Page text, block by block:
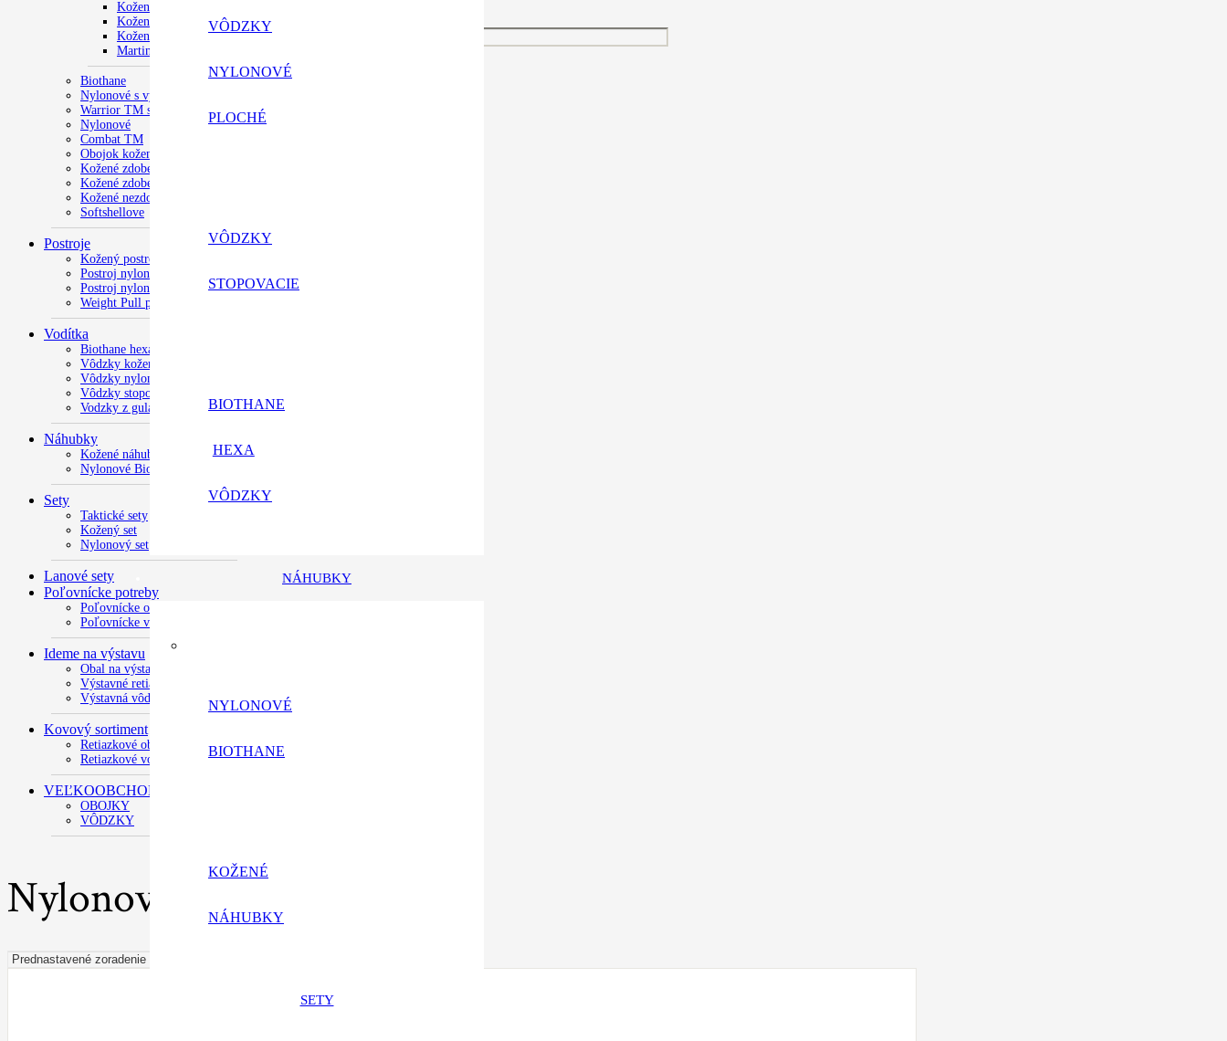
VÔDZKY
NYLONOVÉ
PLOCHÉ
VÔDZKY
STOPOVACIE
BIOTHANE
HEXA
VÔDZKY
NÁHUBKY
NYLONOVÉ
BIOTHANE
KOŽENÉ
NÁHUBKY
SETY
Kožené Infinity
Kožené luxusné
Kožené s menom
Martingale
Biothane
Nylonové s výšivkou
Warrior TM s výšivkou
Nylonové
Combat TM
Obojok kožený s výšivkou
Kožené zdobené s menom psa
Kožené zdobené
Kožené nezdobené
Softshellove
Postroje
Kožený postroj
Postroj nylonový
Postroj nylonový s výšivkou
Weight Pull postroj
Vodítka
Biothane hexa vôdzky
Vôdzky kožené
Vôdzky nylonové ploché
Vôdzky stopovavcie
Vodzky z gulatého lana
Náhubky
Kožené náhubky
Nylonové BioTHANE
Sety
Taktické sety
Kožený set
Nylonový set
Lanové sety
Poľovnícke potreby
Poľovnícke obojky
Poľovnícke vôdzky
Ideme na výstavu
Obal na výstavné číslo
Výstavné retiazky
Výstavná vôdzka
Kovový sortiment
Retiazkové obojky
Retiazkové vodítka
VEĽKOOBCHOD
OBOJKY
VÔDZKY
Nylonové s výšivkou